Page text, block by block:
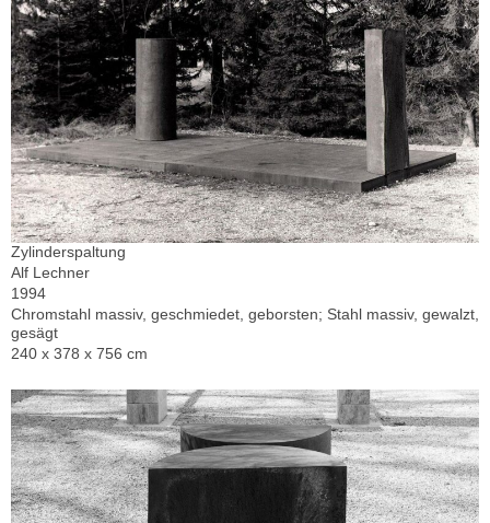
Zylinderspaltung
Alf Lechner
1994
Chromstahl massiv, geschmiedet, geborsten; Stahl massiv, gewalzt,
gesägt
240 x 378 x 756 cm